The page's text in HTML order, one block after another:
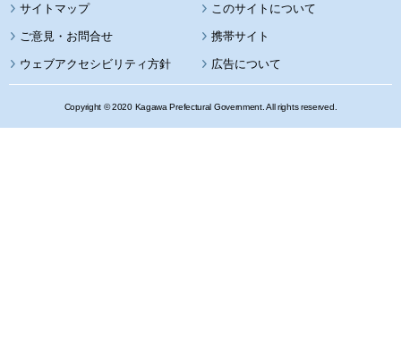
サイトマップ このサイトについて
携帯サイト
ウェブアクセシビリティ方針 広告について
Copyright © 2020 Kagawa Prefectural Government. All rights reserved.